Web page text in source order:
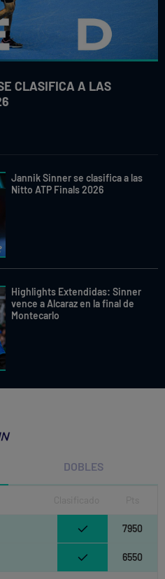
CLASIFICA A LAS
Jannik Sinner se clasifica a las
Nitto ATP Finals 2026
Highlights Extendidas: Sinner
vence a Alcaraz en la final de
Montecarlo
DOBLES
7950
6550